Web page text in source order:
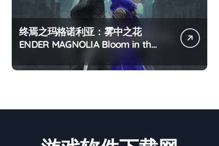
终焉之玛格诺利亚：雾中之花
ENDER MAGNOLIA Bloom in the